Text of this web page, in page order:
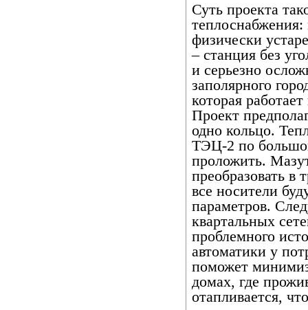
Суть проекта
теплоснабжения:
физически
– станция без
и серьезно
заполярного
которая
Проект
одно кольцо.
ТЭЦ-2 по
проложить.
преобразовать в
все носители
параметров.
квартальных
проблемного
автоматики у
поможет
домах, где
отапливается,